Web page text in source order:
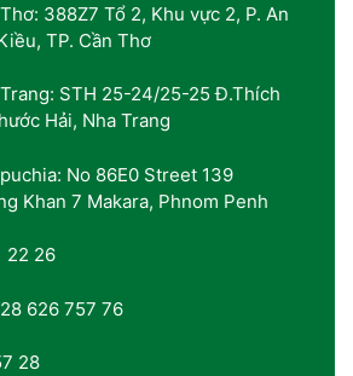
388Z7 Tổ 2, Khu vực 2, P. An
TP. Cần Thơ
STH 25-24/25-25 Đ.Thích
Hải, Nha Trang
No 86E0 Street 139
Khan 7 Makara, Phnom Penh
22 26
626 757 76
28